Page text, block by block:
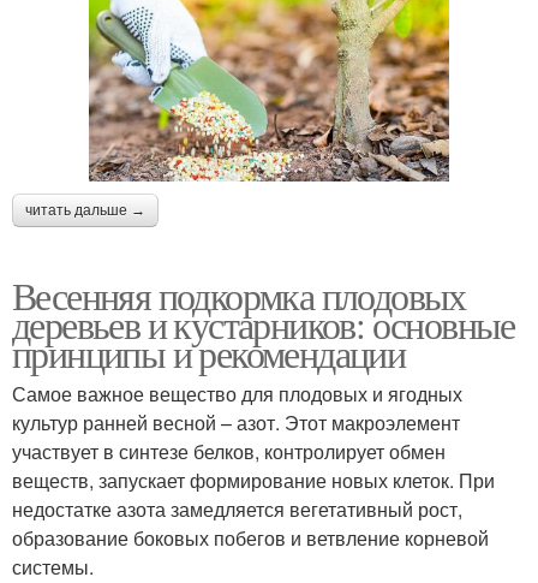
читать дальше →
Весенняя подкормка плодовых
деревьев и кустарников: основные
принципы и рекомендации
Самое важное вещество для плодовых и ягодных
культур ранней весной – азот. Этот макроэлемент
участвует в синтезе белков, контролирует обмен
веществ, запускает формирование новых клеток. При
недостатке азота замедляется вегетативный рост,
образование боковых побегов и ветвление корневой
системы.